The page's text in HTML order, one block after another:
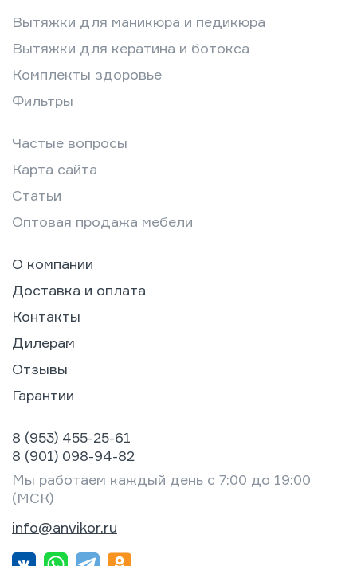
Вытяжки для маникюра и педикюра
Вытяжки для кератина и ботокса
Комплекты здоровье
Фильтры
Частые вопросы
Карта сайта
Статьи
Оптовая продажа мебели
О компании
Доставка и оплата
Контакты
Дилерам
Отзывы
Гарантии
8 (953) 455-25-61
8 (901) 098-94-82
Мы работаем каждый день с 7:00 до 19:00
(МСК)
info@anvikor.ru